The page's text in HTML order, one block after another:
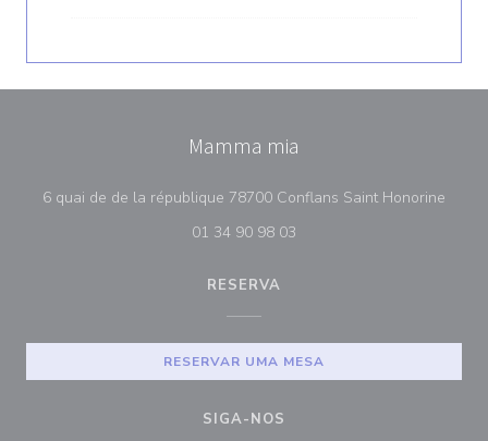
Mamma mia
6 quai de de la république 78700 Conflans Saint Honorine
01 34 90 98 03
RESERVA
RESERVAR UMA MESA
SIGA-NOS